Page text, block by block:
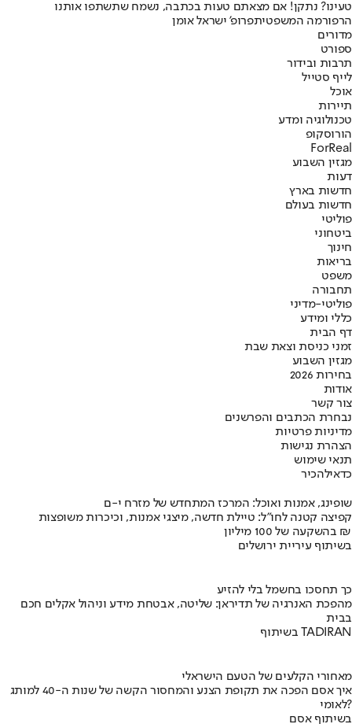
טעינו? נתקן! אם מצאתם טעות בכתבה, נשמח שתשתפו אותנו
הרפורמה המשפטיתפרופ' ישראל אומן
מדורים
ספורט
תרבות ובידור
לייף סטייל
אוכל
תיירות
טכנולוגיה ומדע
הורוסקופ
ForReal
מגזין השבוע
דעות
חדשות בארץ
חדשות בעולם
פוליטי
ביטחוני
חינוך
בריאות
משפט
תחבורה
פוליטי-מדיני
כללי ומידע
דף הבית
זמני כניסת וצאת שבת
מגזין השבוע
בחירות 2026
אודות
צור קשר
נבחרת הכתבים והפרשנים
מדיניות פרטיות
הצהרת נגישות
תנאי שימוש
כדאילהכיר
שופינג, אמנות ואוכל: המרכז המתחדש של מזרח י-ם
קפיצה קטנה לחו"ל: טיילת חדשה, מיצגי אמנות, וכיכרות משופצות
בהשקעה של 100 מיליון ₪
בשיתוף עיריית ירושלים
כך תחסכו בחשמל בלי להזיע
מהפכת האנרגיה של תדיראן: שליטה, אבטחת מידע וניהול אקלים חכם
בבית
בשיתוף TADIRAN
מאחורי הקלעים של הטעם הישראלי
איך אסם הפכה את תקופת הצנע והמחסור הקשה של שנות ה-40 למותג
לאומי?
בשיתוף אסם